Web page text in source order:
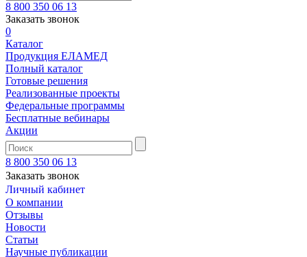
8 800 350 06 13
Заказать звонок
0
Каталог
Продукция ЕЛАМЕД
Полный каталог
Готовые решения
Реализованные проекты
Федеральные программы
Бесплатные вебинары
Акции
8 800 350 06 13
Заказать звонок
Личный кабинет
О компании
Отзывы
Новости
Статьи
Научные публикации